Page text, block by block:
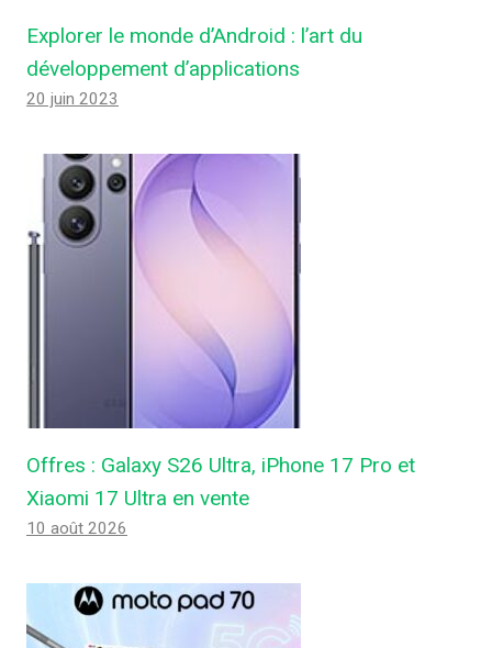
Explorer le monde d’Android : l’art du
développement d’applications
20 juin 2023
Offres : Galaxy S26 Ultra, iPhone 17 Pro et
Xiaomi 17 Ultra en vente
10 août 2026